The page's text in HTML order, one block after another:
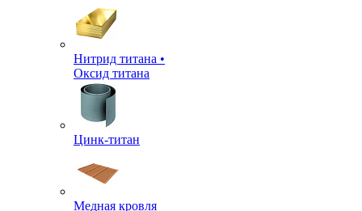
Нитрид титана •
Оксид титана
Цинк-титан
Медная кровля